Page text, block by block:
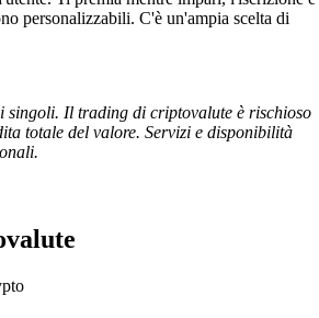
personalizzabili. C'è un'ampia scelta di
singoli. Il trading di criptovalute è rischioso
totale del valore. Servizi e disponibilità